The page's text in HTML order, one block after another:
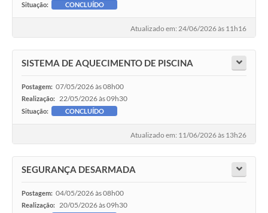
Situação: CONCLUÍDO
Atualizado em: 24/06/2026 às 11h16
SISTEMA DE AQUECIMENTO DE PISCINA
Postagem: 07/05/2026 às 08h00
Realização: 22/05/2026 às 09h30
Situação: CONCLUÍDO
Atualizado em: 11/06/2026 às 13h26
SEGURANÇA DESARMADA
Postagem: 04/05/2026 às 08h00
Realização: 20/05/2026 às 09h30